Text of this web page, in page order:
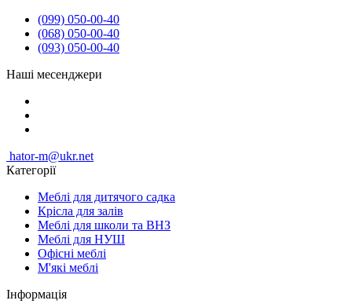
(099) 050-00-40
(068) 050-00-40
(093) 050-00-40
Наші месенджери
hator-m@ukr.net
Категорії
Меблі для дитячого садка
Крісла для залів
Меблі для школи та ВНЗ
Меблі для НУШ
Офісні меблі
М'які меблі
Інформація